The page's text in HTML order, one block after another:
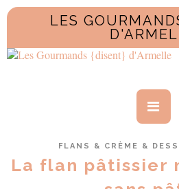
LES
FLANS & CRÈME &
La flan pâtissier